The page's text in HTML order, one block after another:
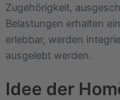
Zugehörigkeit,
Belastungen erhalten
erlebbar, werden
ausgelebt werden.
Idee der